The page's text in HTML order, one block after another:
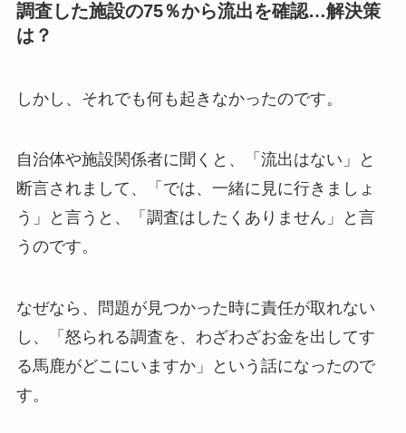
調査した施設の75％から流出を確認…解決策
は？
しかし、それでも何も起きなかったのです。
自治体や施設関係者に聞くと、「流出はない」と
断言されまして、「では、一緒に見に行きましょ
う」と言うと、「調査はしたくありません」と言
うのです。
なぜなら、問題が見つかった時に責任が取れない
し、「怒られる調査を、わざわざお金を出してす
る馬鹿がどこにいますか」という話になったので
す。